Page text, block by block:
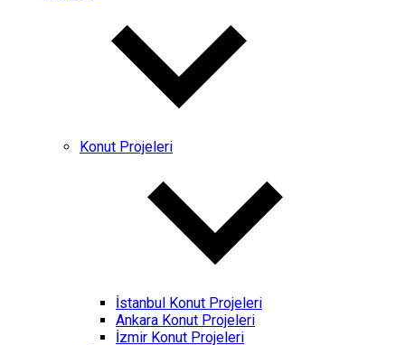
Konut Projeleri
İstanbul Konut Projeleri
Ankara Konut Projeleri
İzmir Konut Projeleri